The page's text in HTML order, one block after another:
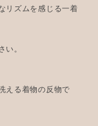
リズムを感じる一着
い。
える着物の反物で